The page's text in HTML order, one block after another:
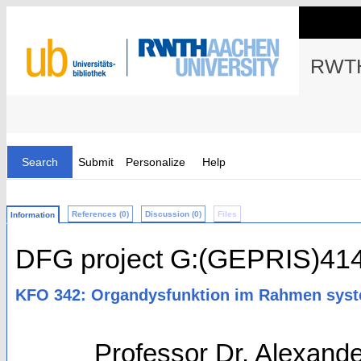
Search Submit Personalize Help
Information References (0) Discussion (0) Files
DFG project
KFO 342: Organdysfunktion im Rahmen
Professor Dr.